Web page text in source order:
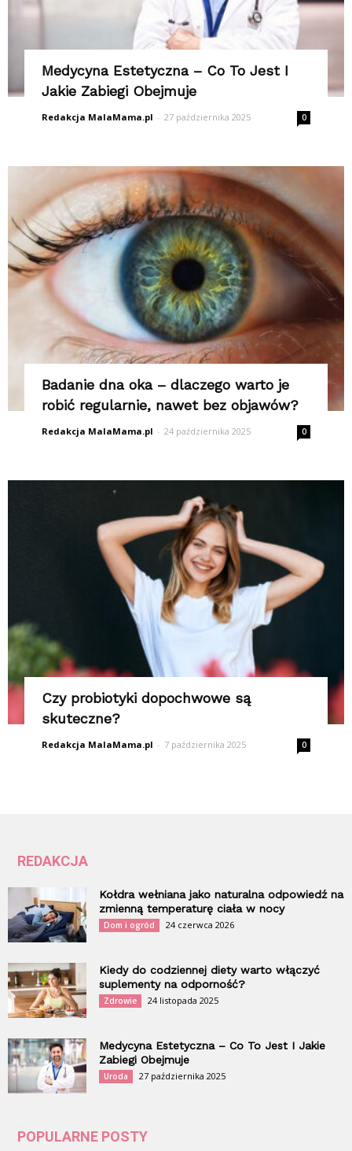
Medycyna Estetyczna – Co To Jest I
Jakie Zabiegi Obejmuje
Redakcja MalaMama.pl - 27 października 2025 0
Badanie dna oka – dlaczego warto je
robić regularnie, nawet bez objawów?
Redakcja MalaMama.pl - 24 października 2025 0
Czy probiotyki dopochwowe są
skuteczne?
Redakcja MalaMama.pl - 7 października 2025 0
REDAKCJA
Kołdra wełniana jako naturalna odpowiedź na
zmienną temperaturę ciała w nocy
Dom i ogród 24 czerwca 2026
Kiedy do codziennej diety warto włączyć
suplementy na odporność?
Zdrowie 24 listopada 2025
Medycyna Estetyczna – Co To Jest I Jakie
Zabiegi Obejmuje
Uroda 27 października 2025
POPULARNE POSTY